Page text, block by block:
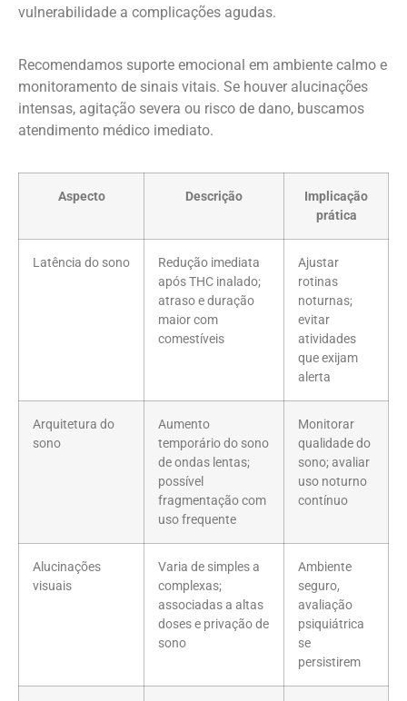
vulnerabilidade a complicações agudas.
Recomendamos suporte emocional em ambiente calmo e
monitoramento de sinais vitais. Se houver alucinações
intensas, agitação severa ou risco de dano, buscamos
atendimento médico imediato.
Aspecto Descrição
Implicação
prática
Latência do sono
Redução imediata
após THC inalado;
atraso e duração
maior com
comestíveis
Ajustar
rotinas
noturnas;
evitar
atividades
que exijam
alerta
Arquitetura do
sono
Aumento
temporário do sono
de ondas lentas;
possível
fragmentação com
uso frequente
Monitorar
qualidade do
sono; avaliar
uso noturno
contínuo
Alucinações
visuais
Varia de simples a
complexas;
associadas a altas
doses e privação de
sono
Ambiente
seguro,
avaliação
psiquiátrica
se
persistirem